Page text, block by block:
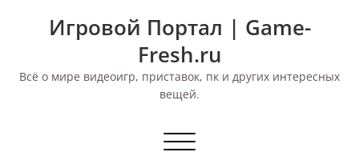
Игровой Портал | Game-
Fresh.ru
Всё о мире видеоигр, приставок, пк и других интересных
вещей.
Переключить